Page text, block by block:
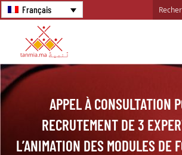
Français
APPEL À CONSULTATION
RECRUTEMENT DE 3
L’ANIMATION DES MODULES DE